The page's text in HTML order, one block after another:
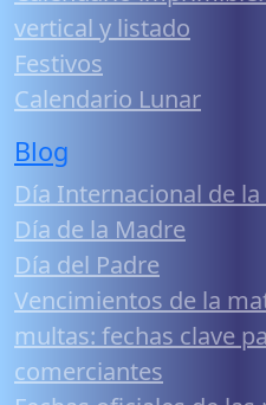
vertical y listado
Festivos
Calendario Lunar
Blog
Día Internacional de
Día de la Madre
Día del Padre
Vencimientos de la
multas: fechas clave
comerciantes